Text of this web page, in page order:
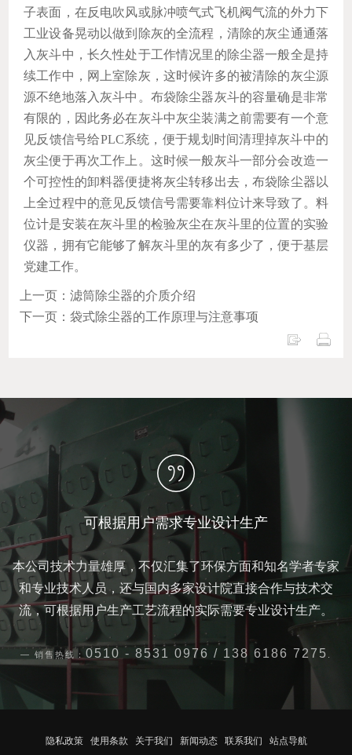
子表面，在反电吹风或脉冲喷气式飞机阀气流的外力下
工业设备晃动以做到除灰的全流程，清除的灰尘通通落
入灰斗中，长久性处于工作情况里的除尘器一般全是持
续工作中，网上室除灰，这时候许多的被清除的灰尘源
源不绝地落入灰斗中。布袋除尘器灰斗的容量确是非常
有限的，因此务必在灰斗中灰尘装满之前需要有一个意
见反馈信号给PLC系统，便于规划时间清理掉灰斗中的
灰尘便于再次工作上。这时候一般灰斗一部分会改造一
个可控性的卸料器便捷将灰尘转移出去，布袋除尘器以
上全过程中的意见反馈信号需要靠料位计来导致了。料
位计是安装在灰斗里的检验灰尘在灰斗里的位置的实验
仪器，拥有它能够了解灰斗里的灰有多少了，便于基层
党建工作。
上一页：滤筒除尘器的介质介绍
下一页：袋式除尘器的工作原理与注意事项
可根据用户需求专业设计生产
本公司技术力量雄厚，不仅汇集了环保方面和知名学者专家
和专业技术人员，还与国内多家设计院直接合作与技术交
流，可根据用户生产工艺流程的实际需要专业设计生产。
销售热线： 0510 - 8531 0976 / 138 6186 7275
隐私政策 使用条款 关于我们 新闻动态 联系我们 站点导航